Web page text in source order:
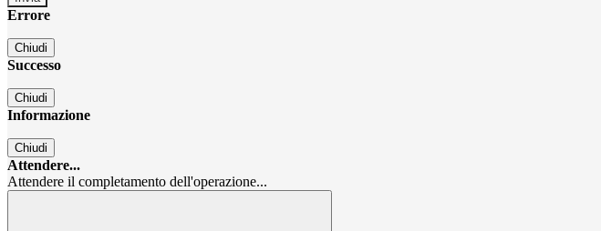
Errore
Chiudi
Successo
Chiudi
Informazione
Chiudi
Attendere...
Attendere il completamento dell'operazione...